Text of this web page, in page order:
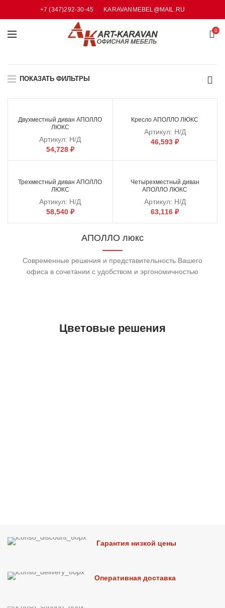
+7 (347)292-30-45 KARAVANMEBEL@MAIL.RU
0
ПОКАЗАТЬ ФИЛЬТРЫ
Двухместный диван АПОЛЛО
ЛЮКС
Артикул: Н/Д
54,728 ₽
Кресло АПОЛЛО ЛЮКС
Артикул: Н/Д
46,593₽
Трехместный диван АПОЛЛО
ЛЮКС
Артикул: Н/Д
58,540 ₽
Четырехместный диван
АПОЛЛО ЛЮКС
Артикул: Н/Д
63,116₽
АПОЛЛО люкс
Современные решения и представительность Вашего
офиса в сочетании с удобством и эргономичностью
Цветовые решения
Гарантия низкой цены
Оперативная доставка